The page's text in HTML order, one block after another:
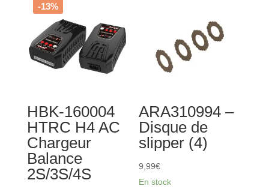
-13%
HBK-160004
HTRC H4 AC
Chargeur
Balance
2S/3S/4S
ARA310994 –
Disque de
slipper (4)
9,99€
En stock